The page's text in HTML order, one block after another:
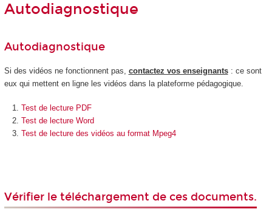
Autodiagnostique
Autodiagnostique
Si des vidéos ne fonctionnent pas, contactez vos enseignants: ce sont
eux qui mettent en ligne les vidéos dans la plateforme pédagogique.
Test de lecture PDF
Test de lecture Word
Test de lecture des vidéos au format Mpeg4
Vérifier le téléchargement de ces documents.